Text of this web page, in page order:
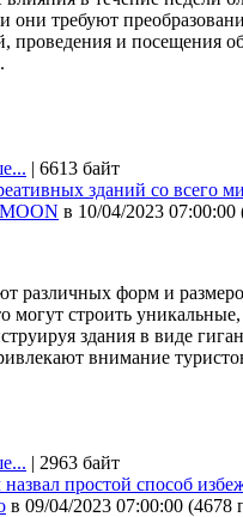
они требуют
проведения и посещения
| 6613 байт
зданий со всего
в 10/04/2023 07:00:00
различных форм и
могут строить
здания в виде
внимание
| 2963 байт
простой способ
в 09/04/2023 07:00:00 (4678